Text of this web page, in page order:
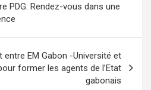
PDG: Rendez-vous dans une
EM Gabon -Université et
former les agents de l’Etat
gabonais